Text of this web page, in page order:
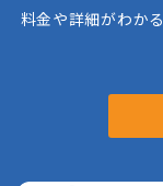
料金や詳細がわか